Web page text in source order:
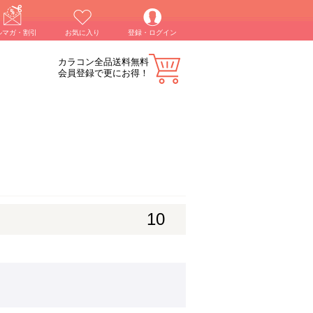
マガ・割引 お気に入り 登録・ログイン
カラコン全品送料無料
会員登録で更にお得！
10